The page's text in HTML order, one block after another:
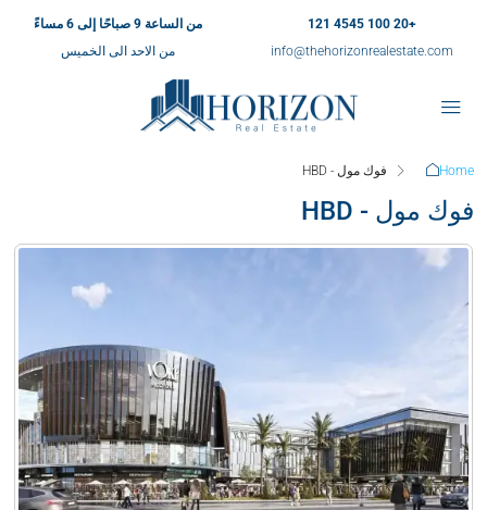
+20 100 4545 121
info@thehorizonrealestate.com
من الساعة 9 صباحًا إلى 6 مساءً
من الاحد الى الخميس
Home فوك مول - HBD
فوك مول - HBD